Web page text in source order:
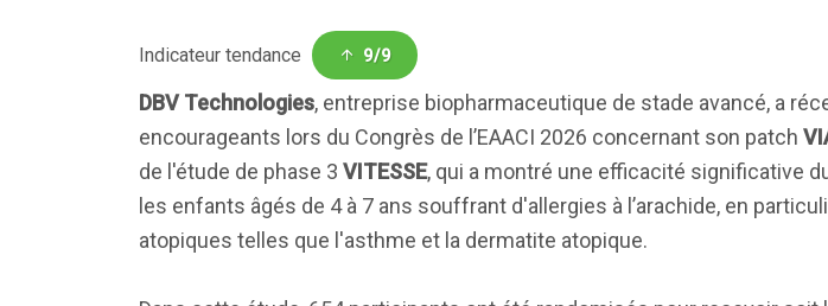
Indicateur tendance 9/9
DBV Technologies, entreprise biopharmaceutique de stade avancé, a
encourageants lors du Congrès de l’EAACI 2026 concernant son patch
de l'étude de phase 3 VITESSE, qui a montré une efficacité significative
les enfants âgés de 4 à 7 ans souffrant d'allergies à l’arachide, en
atopiques telles que l'asthme et la dermatite atopique.